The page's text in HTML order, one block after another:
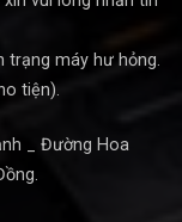
trạng máy hư hỏng.
tiện).
_ Đường Hoa